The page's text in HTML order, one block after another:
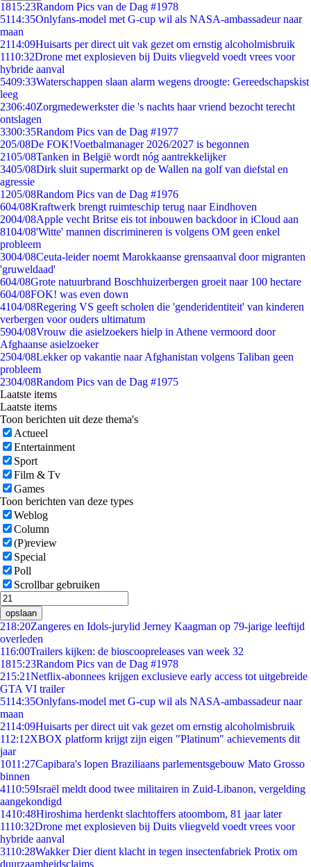
1815:23Random Pics van de Dag #1978
5114:35Onlyfans-model met G-cup wil als NASA-ambassadeur naar
maan
2114:09Huisarts per direct uit vak gezet om ernstig alcoholmisbruik
1110:32Drone met explosieven bij Duits vliegveld voedt vrees voor
hybride aanval
5409:33Waterschappen slaan alarm wegens droogte: Gereedschapskist
leeg
2306:40Zorgmedewerkster die 's nachts haar vriend bezocht terecht
ontslagen
3300:35Random Pics van de Dag #1977
205/08De FOK!Voetbalmanager 2026/2027 is begonnen
2105/08Tanken in België wordt nóg aantrekkelijker
3405/08Dirk sluit supermarkt op de Wallen na golf van diefstal en
agressie
1205/08Random Pics van de Dag #1976
604/08Kraftwerk brengt ruimteschip terug naar Eindhoven
2004/08Apple vecht Britse eis tot inbouwen backdoor in iCloud aan
8104/08'Witte' mannen discrimineren is volgens OM geen enkel
probleem
3004/08Ceuta-leider noemt Marokkaanse grensaanval door migranten
'gruweldaad'
604/08Grote natuurbrand Boschhuizerbergen groeit naar 100 hectare
604/08FOK! was even down
4104/08Regering VS geeft scholen die 'genderidentiteit' van kinderen
verbergen voor ouders ultimatum
5904/08Vrouw die asielzoekers hielp in Athene vermoord door
Afghaanse asielzoeker
2504/08Lekker op vakantie naar Afghanistan volgens Taliban geen
probleem
2304/08Random Pics van de Dag #1975
Laatste items
Laatste items
Toon berichten uit deze thema's
Actueel
Entertainment
Sport
Film & Tv
Games
Toon berichten van deze types
Weblog
Column
(P)review
Special
Poll
Scrollbar gebruiken
opslaan
218:20Zangeres en Idols-jurylid Jerney Kaagman op 79-jarige leeftijd
overleden
116:00Trailers kijken: de bioscoopreleases van week 32
1815:23Random Pics van de Dag #1978
215:21Netflix-abonnees krijgen exclusieve early access tot uitgebreide
GTA VI trailer
5114:35Onlyfans-model met G-cup wil als NASA-ambassadeur naar
maan
2114:09Huisarts per direct uit vak gezet om ernstig alcoholmisbruik
112:12XBOX platform krijgt zijn eigen "Platinum" achievements dit
jaar
1011:27Capibara's lopen Braziliaans parlementsgebouw Mato Grosso
binnen
4110:59Israël meldt dood twee militairen in Zuid-Libanon, vergelding
aangekondigd
1410:48Hiroshima herdenkt slachtoffers atoombom, 81 jaar later
1110:32Drone met explosieven bij Duits vliegveld voedt vrees voor
hybride aanval
3110:28Wakker Dier dient klacht in tegen insectenfabriek Protix om
duurzaamheidsclaims